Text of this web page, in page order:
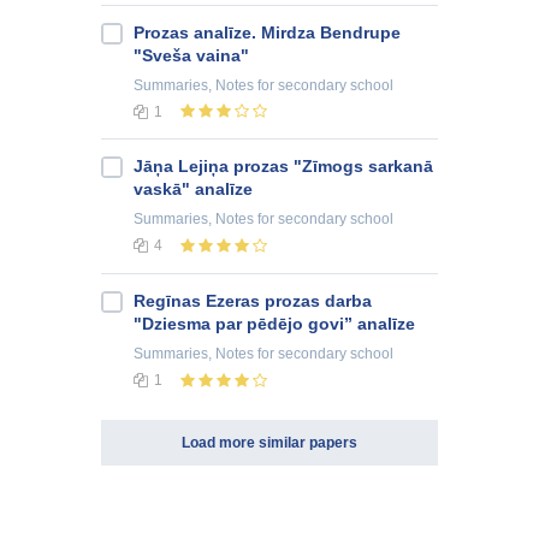
Prozas analīze. Mirdza Bendrupe
"Sveša vaina"
Summaries, Notes for secondary school
1
Jāņa Lejiņa prozas "Zīmogs sarkanā
vaskā" analīze
Summaries, Notes for secondary school
4
Regīnas Ezeras prozas darba
"Dziesma par pēdējo govi” analīze
Summaries, Notes for secondary school
1
Load more similar papers